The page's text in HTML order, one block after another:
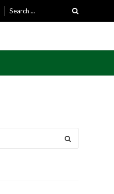
Search
for: